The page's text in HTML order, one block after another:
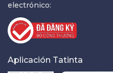
electrónico:
Aplicación Tatinta